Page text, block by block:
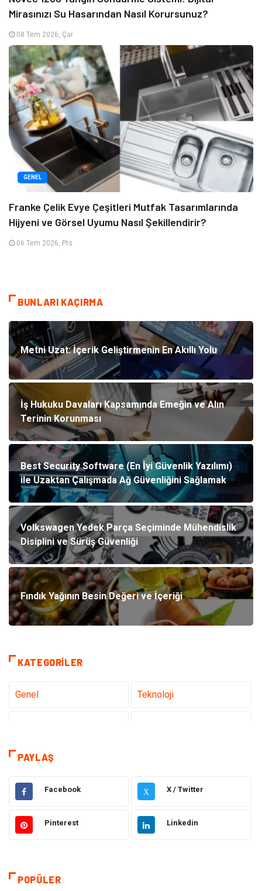
Mirasınızı Su Hasarından Nasıl Korursunuz?
08 Tem 2026, Çar
GENEL
Franke Çelik Evye Çeşitleri Mutfak Tasarımlarında
Hijyeni ve Görsel Uyumu Nasıl Şekillendirir?
06 Tem 2026, Pts
BUNLARI KAÇIRMA
Metni Uzat: İçerik Geliştirmenin En Akıllı Yolu
İş Hukuku Davaları Kapsamında Emeğin ve Alın
Terinin Korunması
Best Security Software (En İyi Güvenlik Yazılımı)
ile Uzaktan Çalışmada Ağ Güvenliğini Sağlamak
Volkswagen Yedek Parça Seçiminde Mühendislik
Disiplini ve Sürüş Güvenliği
Fındık Yağının Besin Değeri ve İçeriği
KATEGORILER
Genel Teknoloji
Eğitim
Makine Elektronik
Gıda Otomotiv
Emlak
PAYLAŞ
Facebook X X / Twitter
Pinterest Linkedin
POPÜLER